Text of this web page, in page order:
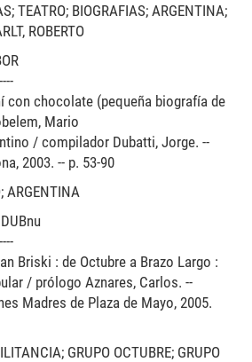
TEATRO; BIOGRAFIAS; ARGENTINA;
ROBERTO
con chocolate (pequeña biografía de
Mario
/ compilador Dubatti, Jorge. --
2003. -- p. 53-90
ARGENTINA
Briski : de Octubre a Brazo Largo :
/ prólogo Aznares, Carlos. --
Madres de Plaza de Mayo, 2005.
GRUPO OCTUBRE; GRUPO